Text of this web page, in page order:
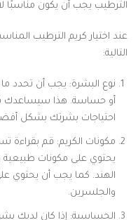
الترطيب يجب أن يكون مناسبًا
عند اختيار كريم الترطيب
التالية:
نوع البشرة: يجب أن تحدد
أو حساسة. هذا سيساعدك في
احتياجات بشرتك بشكل
مكونات الكريم: قم بقراءة
يحتوي على مكونات طبيعية
الهند. كما يجب أن يحتوي
والجلسرين.
الحساسية: إذا كان لديك